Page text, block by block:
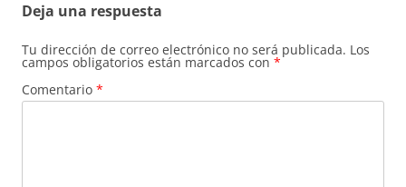
Deja una respuesta
Tu dirección de correo electrónico no será publicada. Los
campos obligatorios están marcados con *
Comentario *